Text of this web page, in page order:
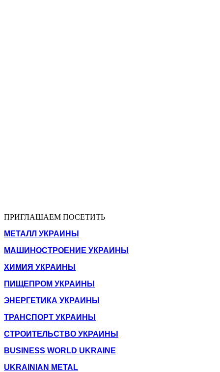
ПРИГЛАШАЕМ ПОСЕТИТЬ
МЕТАЛЛ УКРАИНЫ
МАШИНОСТРОЕНИЕ УКРАИНЫ
ХИМИЯ УКРАИНЫ
ПИЩЕПРОМ УКРАИНЫ
ЭНЕРГЕТИКА УКРАИНЫ
ТРАНСПОРТ УКРАИНЫ
СТРОИТЕЛЬСТВО УКРАИНЫ
BUSINESS WORLD UKRAINE
UKRAINIAN METAL